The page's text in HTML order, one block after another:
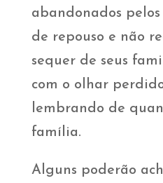
abandonados pelos
de repouso e não
sequer de seus
com o olhar
lembrando de
família.
Alguns poderão